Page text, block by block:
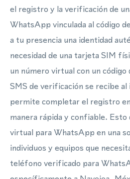
el registro y la verificación de
WhatsApp vinculada al código
a tu presencia una identidad
necesidad de una tarjeta SIM
un número virtual con un
SMS de verificación se recibe
permite completar el registro
manera rápida y confiable.
virtual para WhatsApp en una
individuos y equipos que
teléfono verificado para